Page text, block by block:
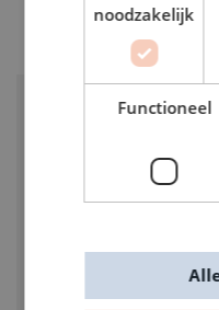
noodzakelijk
Functioneel